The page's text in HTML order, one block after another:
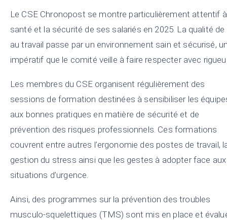
Le CSE Chronopost se montre particulièrement attentif
santé et la sécurité de ses salariés en 2025. La qualité de
au travail passe par un environnement sain et sécurisé,
impératif que le comité veille à faire respecter avec
Les membres du CSE organisent régulièrement des
sessions de formation destinées à sensibiliser les
aux bonnes pratiques en matière de sécurité et de
prévention des risques professionnels. Ces formations
couvrent entre autres l’ergonomie des postes de travail,
gestion du stress ainsi que les gestes à adopter face aux
situations d’urgence.
Ainsi, des programmes sur la prévention des troubles
musculo-squelettiques (TMS) sont mis en place et